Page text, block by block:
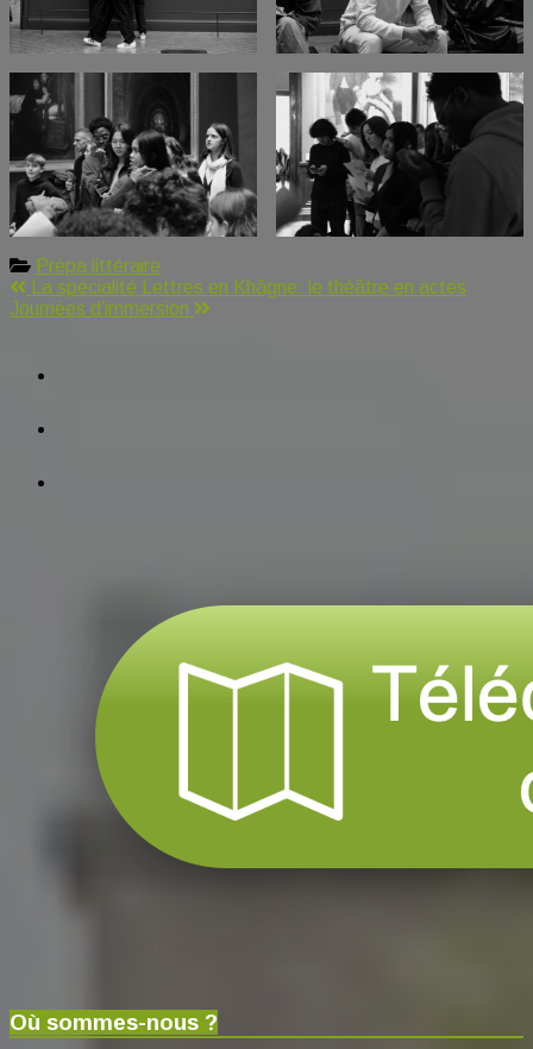
Prépa littéraire
Navigation
de
La spécialité Lettres en Khâgne: le théâtre en actes
Journées d’immersion
Où sommes-nous ?